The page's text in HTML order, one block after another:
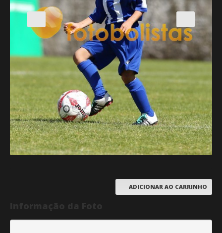
ADICIONAR AO CARRINHO